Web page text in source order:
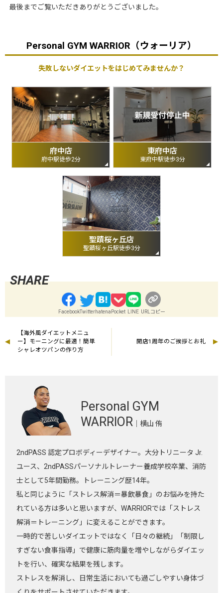
最後までご覧いただきありがとうございました。
Personal GYM WARRIOR（ウォーリア）
失敗しないダイエットをはじめてみませんか？
府中店
府中駅徒歩2分
東府中店
東府中駅徒歩3分
聖蹟桜ヶ丘店
聖蹟桜ヶ丘駅徒歩3分
FacebookTwitterhatena Pocket LINE URLコピー
【海外風ダイエットメニュ
ー】モーニングに最適！簡単
シャレオツパンの作り方
開店1周年のご挨拶とお礼
Personal GYM
WARRIOR ｜横山 侑
2ndPASS 認定プロボディーデザイナー。大分トリニータ Jr.
ユース、2ndPASSパーソナルトレーナー養成学校卒業、消防
士として5年間勤務。トレーニング歴14年。
私と同じように「ストレス解消＝暴飲暴食」のお悩みを持た
れている方は多いと思いますが、WARRIORでは「ストレス
解消＝トレーニング」に変えることができます。
一時的で苦しいダイエットではなく「日々の継続」「制限し
すぎない食事指導」で健康に筋肉量を増やしながらダイエッ
トを行い、確実な結果を残します。
ストレスを解消し、日常生活においても過ごしやすい身体づ